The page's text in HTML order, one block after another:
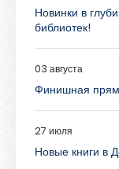
Новинки в
библиотек!
03 августа
Финишная
27 июля
Новые книги в